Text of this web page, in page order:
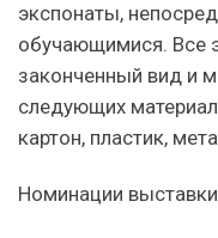
экспонаты,
обучающимися. Все
законченный вид и
следующих
картон, пластик,
Номинации